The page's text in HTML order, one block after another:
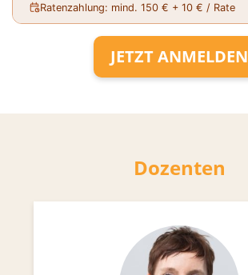
Ratenzahlung: mind. 150 € + 10 € / Rate
JETZT ANMELDEN
Dozenten